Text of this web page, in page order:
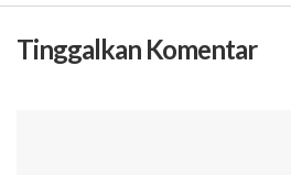
Tinggalkan Komentar